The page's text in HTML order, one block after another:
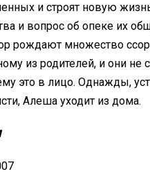
и строят новую
и вопрос об опеке их
рождают множество
из родителей, и они не
это в лицо. Однажды,
Алеша уходит из дома.